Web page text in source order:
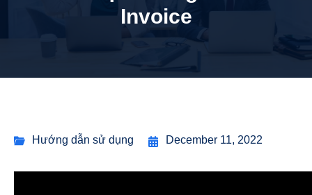
Invoice
Hướng dẫn sử dụng December 11, 2022